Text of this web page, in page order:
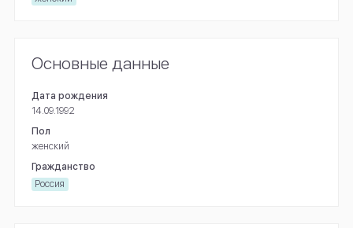
Основные данные
Дата рождения
14.09.1992
Пол
женский
Гражданство
Россия